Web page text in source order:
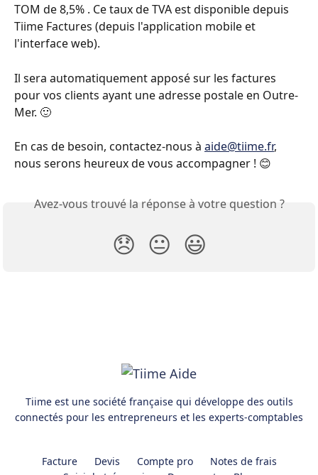
TOM de 8,5% . Ce taux de TVA est disponible depuis
Tiime Factures (depuis l'application mobile et
l'interface web).
Il sera automatiquement apposé sur les factures
pour vos clients ayant une adresse postale en Outre-
Mer. 🙂
En cas de besoin, contactez-nous à aide@tiime.fr,
nous serons heureux de vous accompagner ! 😊
Avez-vous trouvé la réponse à votre question ?
😞 😐 😃
Tiime est une société française qui développe des outils
connectés pour les entrepreneurs et les experts-comptables
Facture Devis Compte pro
Notes de frais